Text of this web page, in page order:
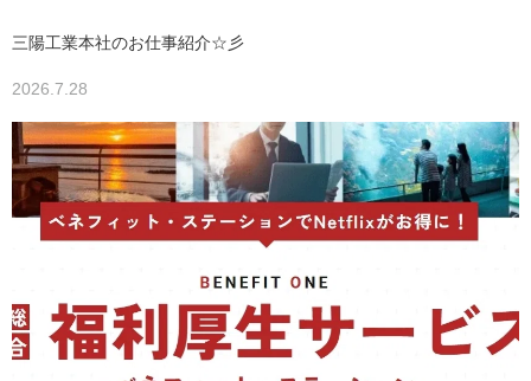
三陽工業本社のお仕事紹介☆彡
2026.7.28